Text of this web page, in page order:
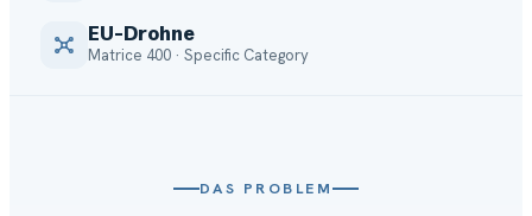
EU-Drohne
Matrice 400 · Specific Category
DAS PROBLEM